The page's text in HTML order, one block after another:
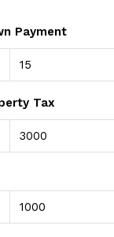
Payment
Tax